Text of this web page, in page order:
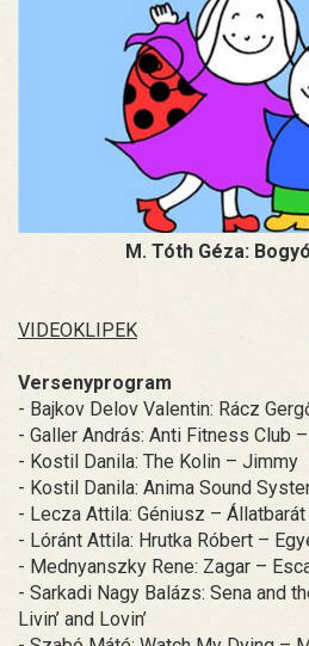
M. Tóth Géza:
VIDEOKLIPEK
Versenyprogram
- Bajkov Delov Valentin: Rácz
- Galler András: Anti Fitness Club
- Kostil Danila: The Kolin – Jimmy
- Kostil Danila: Anima Sound
- Lecza Attila: Géniusz – Állatbarát
- Lóránt Attila: Hrutka Róbert –
- Mednyanszky Rene: Zagar –
- Sarkadi Nagy Balázs: Sena and
Livin’ and Lovin’